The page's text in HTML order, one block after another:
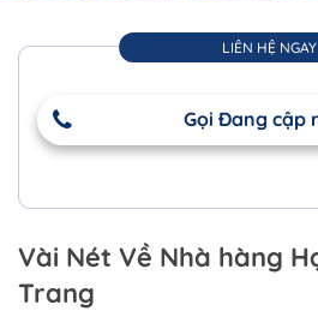
LIÊN HỆ NGAY
Gọi Đang cập
Vài Nét Về Nhà hàng
Trang